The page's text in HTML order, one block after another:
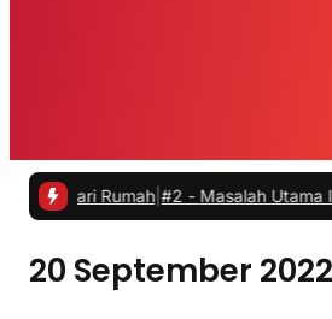
Rumah|#2 -Masalah Utama
20 September 2022